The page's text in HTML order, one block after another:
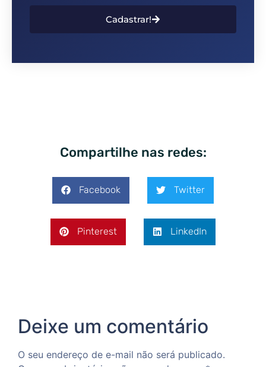
Cadastrar!
Compartilhe nas redes:
Facebook Twitter
Pinterest LinkedIn
Deixe um comentário
O seu endereço de e-mail não será publicado.